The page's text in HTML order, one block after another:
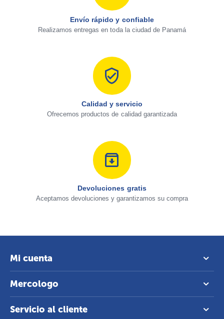
Envío rápido y confiable
Realizamos entregas en toda la ciudad de Panamá
Calidad y servicio
Ofrecemos productos de calidad garantizada
Devoluciones gratis
Aceptamos devoluciones y garantizamos su compra
Mi cuenta
Mercologo
Servicio al cliente